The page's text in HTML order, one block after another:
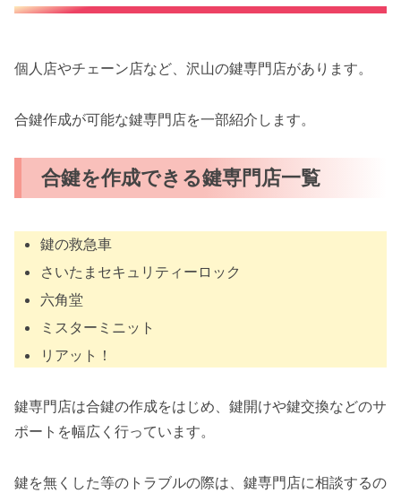
個人店やチェーン店など、沢山の鍵専門店があります。
合鍵作成が可能な鍵専門店を一部紹介します。
合鍵を作成できる鍵専門店一覧
鍵の救急車
さいたまセキュリティーロック
六角堂
ミスターミニット
リアット！
鍵専門店は合鍵の作成をはじめ、鍵開けや鍵交換などのサ
ポートを幅広く行っています。
鍵を無くした等のトラブルの際は、鍵専門店に相談するの